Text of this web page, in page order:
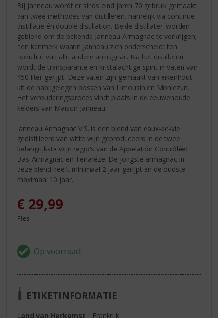
Bij Janneau wordt er sinds eind jaren 70 gebruik gemaakt
van twee methodes van distilleren, namelijk via continue
distillatie én double distillation. Beide distillaten worden
geblend om de bekende Janneau Armagnac te verkrijgen;
een kenmerk waarin Janneau zich onderscheidt ten
opzichte van alle andere armagnac. Na het distilleren
wordt de transparante en kristalachtige spirit in vaten van
450 liter gerijpt. Deze vaten zijn gemaakt van eikenhout
uit de nabijgelegen bossen van Limousin en Monlezun.
Het verouderingsproces vindt plaats in de eeuwenoude
kelders van Maison Janneau.
Janneau Armagnac V.S. is een blend van eaux-de-vie
gedistilleerd van witte wijn geproduceerd in de twee
belangrijkste wijn regio's van de Appelatión Contrôlée:
Bas-Armagnac en Tenaréze. De jongste armagnac in
deze blend heeft minimaal 2 jaar gerijpt en de oudste
maximaal 10 jaar.
€ 29,99
Fles
ETIKETINFORMATIE
Land van Herkomst
Frankrijk